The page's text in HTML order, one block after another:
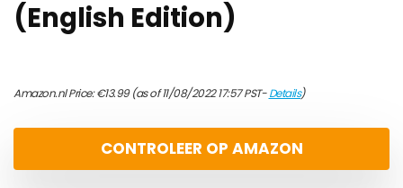
(English Edition)
Amazon.nl Price:€13.99(as of 11/08/2022 17:57 PST-Details)
CONTROLEER OP AMAZON